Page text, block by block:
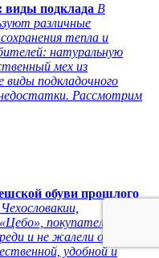
виды подклада В
различные
тепла и
натуральную
мех из
виды подкладочного
Рассмотрим
обуви прошлого
покупатели
и не жалели об этом,
удобной и